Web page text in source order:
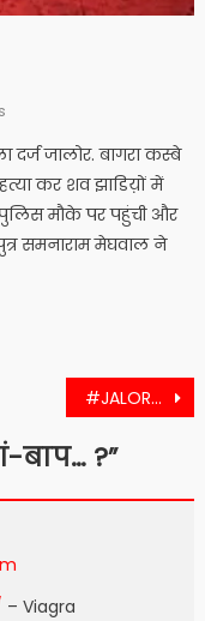
दर्ज जालोर. बागरा कस्बे
कर शव झाडिय़ों में
मौके पर पहुंची और
समनाराम मेघवाल ने
#JALORE जिले के लिए जवाई बांध जनित दुश्वारियां
बाप… ?”
– Viagra